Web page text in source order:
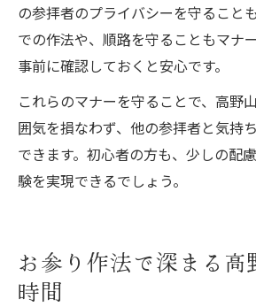
の参拝者のプライバシーを守ること
での作法や、順路を守ることもマナ
事前に確認しておくと安心です。
これらのマナーを守ることで、高野
囲気を損なわず、他の参拝者と気持
できます。初心者の方も、少しの配
験を実現できるでしょう。
お参り作法で深まる高
時間